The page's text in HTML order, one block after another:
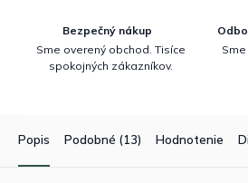
Bezpečný nákup
Sme overený obchod. Tisíce
spokojných zákazníkov.
Popis Podobné (13) Hodnotenie